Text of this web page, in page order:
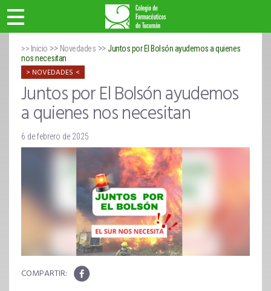
>> Inicio >> Novedades >>Juntos por El Bolsón ayudemos a quienes
nos necesitan
NOVEDADES
Juntos por El Bolsón ayudemos
a quienes nos necesitan
6 de febrero de 2025